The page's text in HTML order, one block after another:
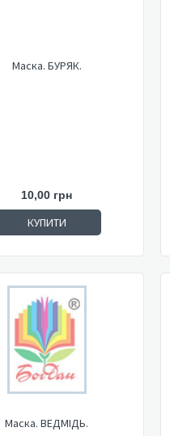
Маска. БУРЯК.
10,00 грн
КУПИТИ
Маска. ВЕДМІДЬ.